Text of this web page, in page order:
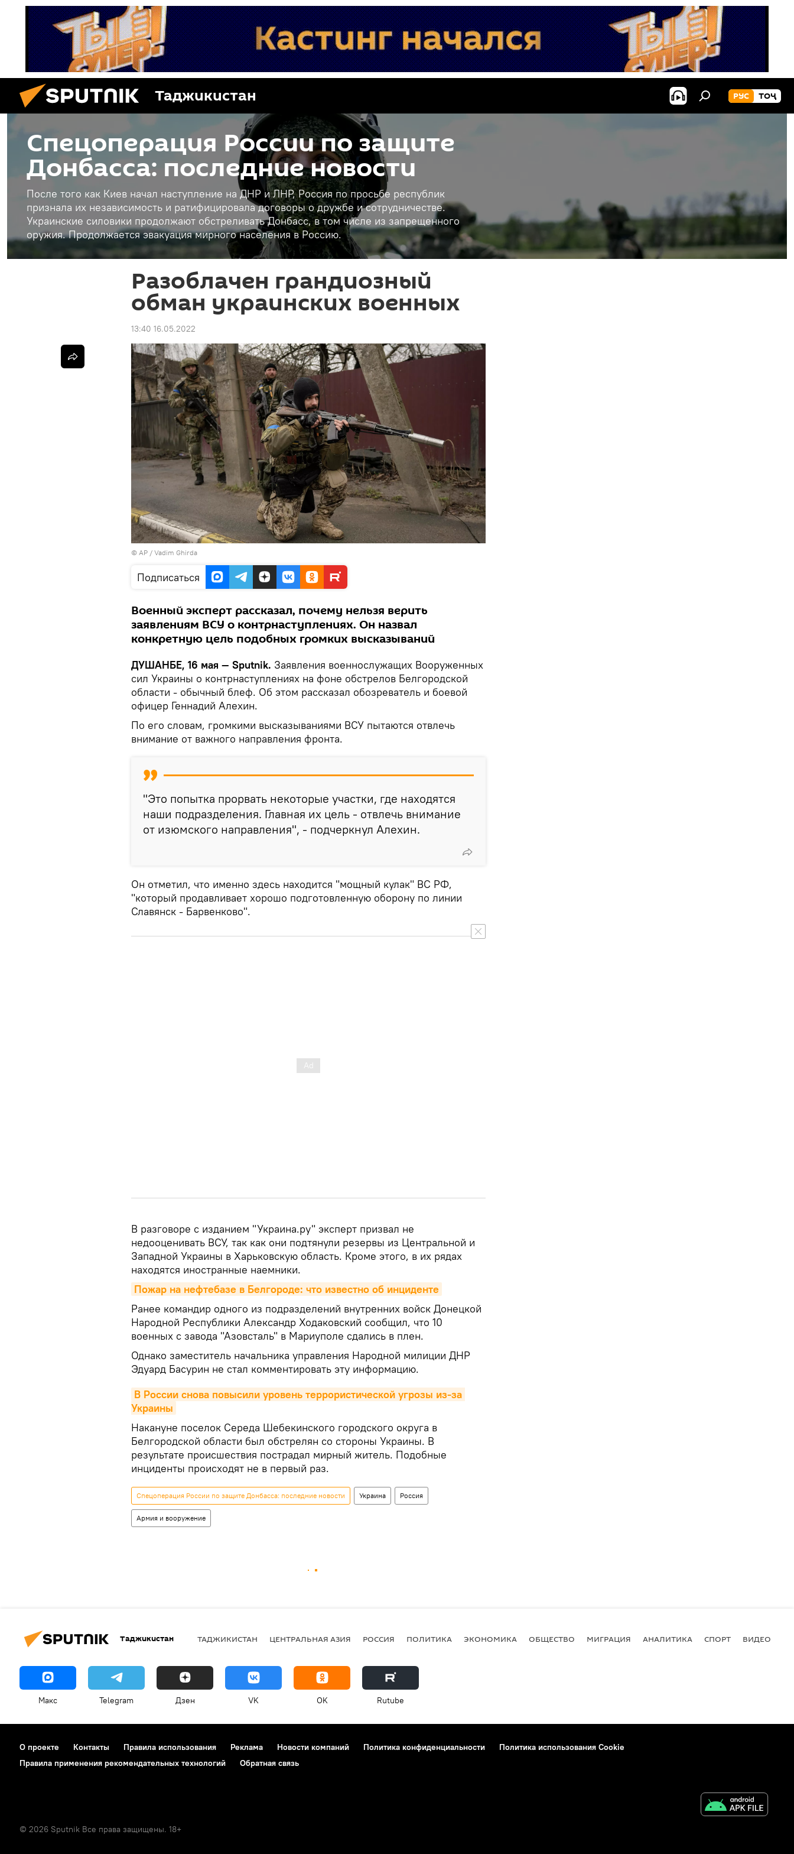
Таджикистан РУС ТОҶ
Спецоперация России по защите
Донбасса: последние новости
После того как Киев начал наступление на ДНР и ЛНР, Россия по просьбе республик
признала их независимость и ратифицировала договоры о дружбе и сотрудничестве.
Украинские силовики продолжают обстреливать Донбасс, в том числе из запрещенного
оружия. Продолжается эвакуация мирного населения в Россию.
Разоблачен грандиозный
обман украинских военных
13:40 16.05.2022
© AP / Vadim Ghirda
Подписаться
Военный эксперт рассказал, почему нельзя верить
заявлениям ВСУ о контрнаступлениях. Он назвал
конкретную цель подобных громких высказываний
ДУШАНБЕ, 16 мая — Sputnik. Заявления военнослужащих Вооруженных
сил Украины о контрнаступлениях на фоне обстрелов Белгородской
области - обычный блеф. Об этом рассказал обозреватель и боевой
офицер Геннадий Алехин.
По его словам, громкими высказываниями ВСУ пытаются отвлечь
внимание от важного направления фронта.
"Это попытка прорвать некоторые участки, где находятся
наши подразделения. Главная их цель - отвлечь внимание
от изюмского направления", - подчеркнул Алехин.
Он отметил, что именно здесь находится "мощный кулак" ВС РФ,
"который продавливает хорошо подготовленную оборону по линии
Славянск - Барвенково".
В разговоре с изданием "Украина.ру" эксперт призвал не
недооценивать ВСУ, так как они подтянули резервы из Центральной и
Западной Украины в Харьковскую область. Кроме этого, в их рядах
находятся иностранные наемники.
Пожар на нефтебазе в Белгороде: что известно об инциденте
Ранее командир одного из подразделений внутренних войск Донецкой
Народной Республики Александр Ходаковский сообщил, что 10
военных с завода "Азовсталь" в Мариуполе сдались в плен.
Однако заместитель начальника управления Народной милиции ДНР
Эдуард Басурин не стал комментировать эту информацию.
В России снова повысили уровень террористической угрозы из-за
Украины
Накануне поселок Середа Шебекинского городского округа в
Белгородской области был обстрелян со стороны Украины. В
результате происшествия пострадал мирный житель. Подобные
инциденты происходят не в первый раз.
Спецоперация России по защите Донбасса: последние новости Украина Россия
Армия и вооружение
Таджикистан ТАДЖИКИСТАН ЦЕНТРАЛЬНАЯ АЗИЯ РОССИЯ ПОЛИТИКА ЭКОНОМИКА ОБЩЕСТВО МИГРАЦИЯ АНАЛИТИКА СПОРТ ВИДЕО
Макс Telegram Дзен VK OK Rutube
О проекте Контакты Правила использования Реклама Новости компаний Политика конфиденциальности
Политика использования Cookie
Правила применения рекомендательных технологий
Обратная связь
© 2026 Sputnik Все права защищены. 18+